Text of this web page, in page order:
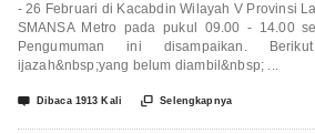
- 26 Februari di Kacabdin Wilayah V Provinsi
SMANSA Metro pada pukul 09.00 - 14.00
Pengumuman ini disampaikan.
ijazah&nbsp;yang belum diambil&nbsp; ...
 Dibaca 1913 Kali  Selengkapnya